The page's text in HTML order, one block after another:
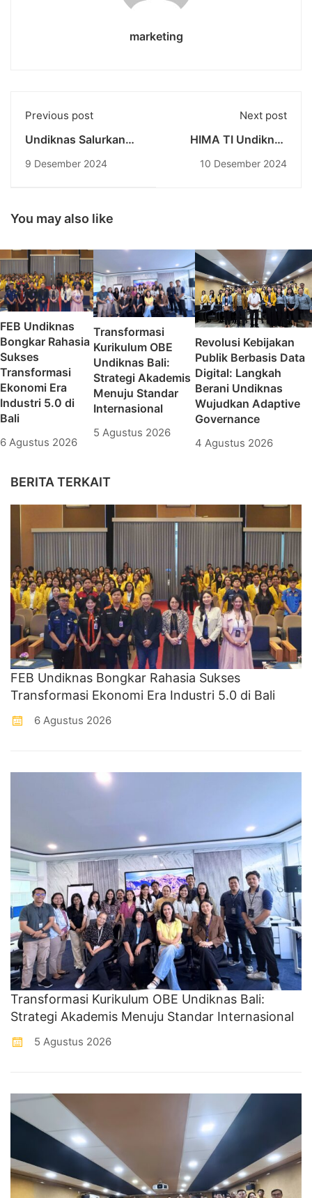
marketing
Previous post
Undiknas Salurkan
Miliar untuk
9 Desember 2024
Next post
HIMA TI Undiknas
2024: Optimalkan
10 Desember 2024
You may also like
FEB Undiknas
Bongkar Rahasia
Sukses
Transformasi
Ekonomi Era
Industri 5.0 di
Bali
6 Agustus 2026
Transformasi
Kurikulum OBE
Undiknas Bali:
Strategi Akademis
Menuju Standar
Internasional
5 Agustus 2026
Revolusi Kebijakan
Publik Berbasis Data
Digital: Langkah
Berani Undiknas
Wujudkan Adaptive
Governance
4 Agustus 2026
BERITA TERKAIT
FEB Undiknas Bongkar Rahasia Sukses
Transformasi Ekonomi Era Industri 5.0 di Bali
6 Agustus 2026
Transformasi Kurikulum OBE Undiknas Bali:
Strategi Akademis Menuju Standar Internasional
5 Agustus 2026